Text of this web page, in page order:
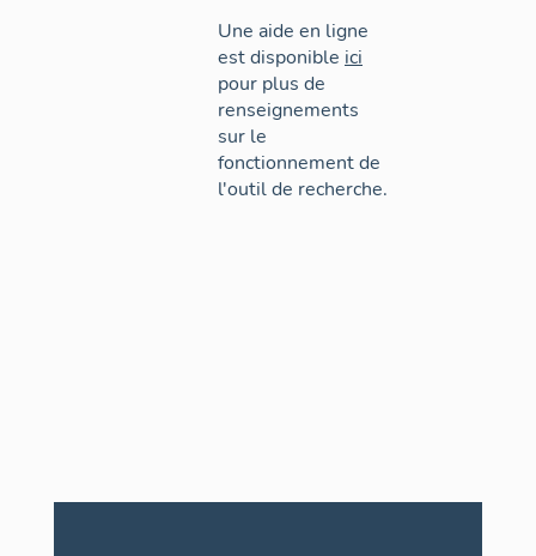
Une aide en ligne
est disponible ici
pour plus de
renseignements
sur le
fonctionnement de
l'outil de recherche.